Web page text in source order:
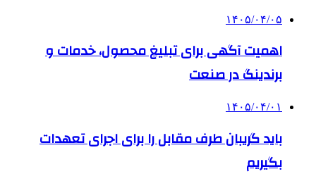
۱۴۰۵/۰۴/۰۵
اهمیت آگهی برای تبلیغ محصول، خدمات و
برندینگ در صنعت
۱۴۰۵/۰۴/۰۱
باید گریبان طرف مقابل را برای اجرای تعهدات
بگیریم